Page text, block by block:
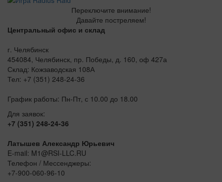
Переключите внимание!
Давайте постреляем!
Центральный офис и склад
г. Челябинск
454084, Челябинск, пр. Победы, д. 160, оф 427а
Склад: Кожзаводская 108А
Тел: +7 (351) 248-24-36
График работы: Пн-Пт, с 10.00 до 18.00
Для заявок:
+7 (351) 248-24-36
Латышев Александр Юрьевич
E-mail: M1@RSI-LLC.RU
Телефон / Мессенджеры:
+7-900-060-96-10